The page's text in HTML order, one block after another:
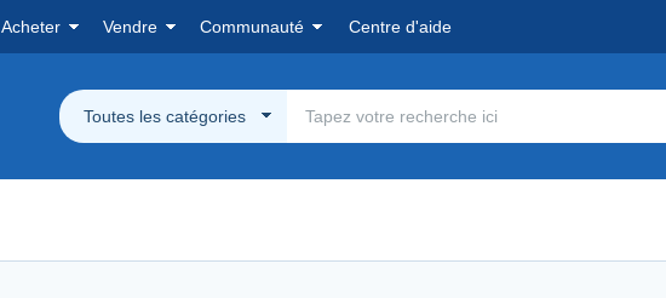
Acheter Vendre Communauté Centre d'aide
Toutes les catégories